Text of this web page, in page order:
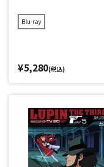
Blu-ray
¥5,280(税込)